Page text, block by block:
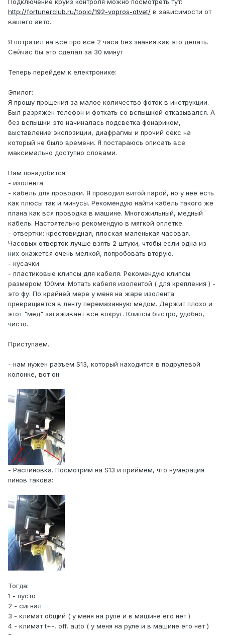
Подключение круиз контроля можно посмотреть тут:
http://fortunerclub.ru/topic/192-vopros-otvet/ в зависимости от
вашего авто.
Я потратил на всё про всё 2 часа без знания как это делать.
Сейчас бы это сделал за 30 минут
Теперь перейдем к електронике:
Эпилог:
Я прошу прощения за малое количество фоток в инструкции.
Был разряжен телефон и фоткать со вспышкой отказывался. А
без вспышки это начиналась подсветка фонариком,
выставление экспозиции, диафрагмы и прочий секс на
который не было времени. Я постараюсь описать все
максимально доступно словами.
Нам понадобится:
- изолента
- кабель для проводки. Я проводил витой парой, но у неё есть
как плюсы так и минусы. Рекомендую найти кабель такого же
плана как вся проводка в машине. Многожильный, медный
кабель. Настоятельно рекомендую в мягкой оплетке.
- отвертки: крестовидная, плоская маленькая часовая.
Часовых отверток лучше взять 2 штуки, чтобы если одна из
них окажется очень мелкой, попробовать вторую.
- кусачки
- пластиковые клипсы для кабеля. Рекомендую клипсы
размером 100мм. Мотать кабеля изолентой ( для крепления ) -
это фу. По крайней мере у меня на жаре изолента
превращается в ленту перемазанную мёдом. Держит плохо и
этот "мёд" загаживает всё вокруг. Клипсы быстро, удобно,
чисто.
Приступаем.
- нам нужен разъем S13, который находится в подрулевой
колонке, вот он:
- Распиновка. Посмотрим на S13 и приймем, что нумерация
пинов такова:
Тогда:
1 - пусто
2 - сигнал
3 - климат общий ( у меня на руле и в машине его нет )
4 - климат t+-, off, auto ( у меня на руле и в машине его нет )